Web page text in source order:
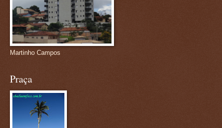
Martinho Campos
Praça